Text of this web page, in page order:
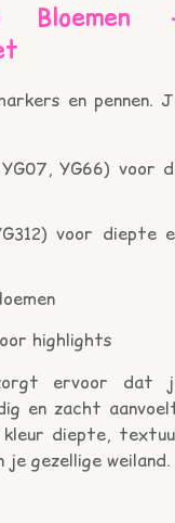
Bloemen
en pennen.
YG66) voor
voor diepte
highlights
zorgt ervoor dat
en zacht
kleur diepte,
gezellige weiland.